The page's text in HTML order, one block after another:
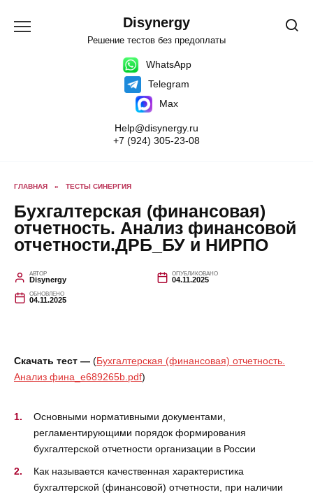
содержанию
Disynergy
Решение тестов без предоплаты
WhatsApp
Telegram
Max
Help@disynergy.ru
+7 (924) 305-23-08
ГЛАВНАЯ » ТЕСТЫ СИНЕРГИЯ
Бухгалтерская (финансовая)
отчетность. Анализ финансовой
отчетности.ДРБ_БУ и НИРПО
АВТОР
Disynergy
ОПУБЛИКОВАНО
04.11.2025
ОБНОВЛЕНО
04.11.2025
Скачать тест — (Бухгалтерская (финансовая) отчетность.
Анализ фина_e689265b.pdf)
Основными нормативными документами,
регламентирующими порядок формирования
бухгалтерской отчетности организации в России
Как называется качественная характеристика
бухгалтерской (финансовой) отчетности, при наличии